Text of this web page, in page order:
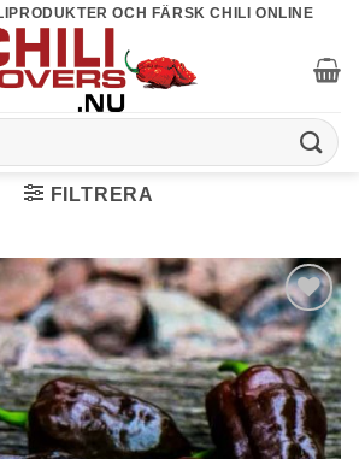
OCH FÄRSK CHILI ONLINE
FILTRERA
lägg till i
favoriter